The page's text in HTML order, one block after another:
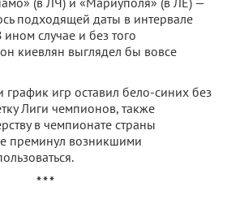
подходящей даты в интервале
ином случае и без того
киевлян выглядел бы вовсе
график игр оставил бело-синих без
Лиги чемпионов, также
в чемпионате страны
преминул возникшими
* * *